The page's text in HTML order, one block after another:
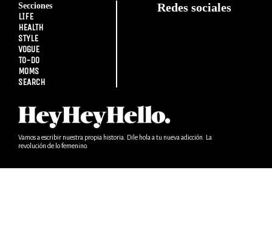
Secciones
LIFE
HEALTH
STYLE
VOGUE
TO-DO
MOMS
SEARCH
Redes sociales
Vamos a escribir nuestra propia historia. Dile hola a tu nueva adicción. La
revolución de lo femenino.